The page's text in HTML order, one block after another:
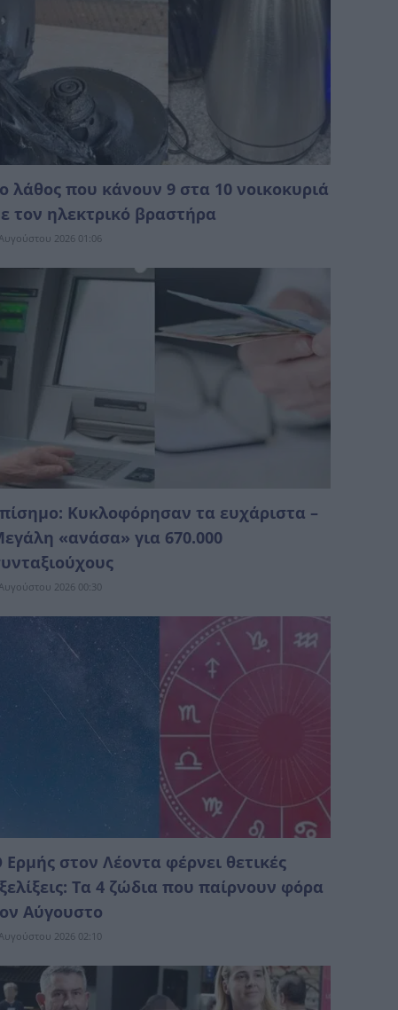
λάθος που κάνουν 9 στα 10 νοικοκυριά
τον ηλεκτρικό βραστήρα
2026 01:06
Κυκλοφόρησαν τα ευχάριστα –
«ανάσα» για 670.000
2026 00:30
Ερμής στον Λέοντα φέρνει θετικές
Τα 4 ζώδια που παίρνουν φόρα
Αύγουστο
2026 02:10